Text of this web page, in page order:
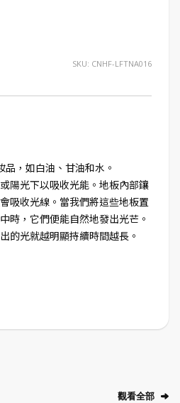
SKU: CNHF-LFTNA016
，如白油、甘油和水。
陽光下以吸收光能。地板內部鑲
吸收光線。當我們將這些地板置
時，它們便能自然地發出光芒。
的光就越明顯持續時間越長。
觀看全部